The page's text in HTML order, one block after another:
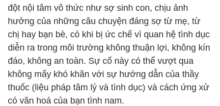
đột nội tâm vô thức như sợ sinh con, chịu ảnh
hưởng của những câu chuyện đáng sợ từ mẹ, từ
chị hay bạn bè, có khi bị ức chế vì quan hệ tình dục
diễn ra trong môi trường không thuận lợi, không kín
đáo, không an toàn. Sự cố này có thể vượt qua
không mấy khó khăn với sự hướng dẫn của thầy
thuốc (liệu pháp tâm lý và tình dục) và cách ứng xử
có văn hoá của bạn tình nam.